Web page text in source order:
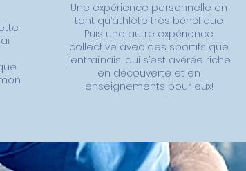
Une expérience personnelle en
tant qu’athlète très bénéfique
Puis une autre expérience
collective avec des sportifs que
j’entraînais, qui s’est avérée riche
en découverte et en
enseignements pour eux!